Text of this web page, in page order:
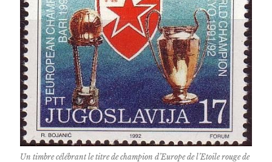
Un tim­bre célébrant le titre de cham­pi­on d’Eu­rope de l’E­toile rouge de